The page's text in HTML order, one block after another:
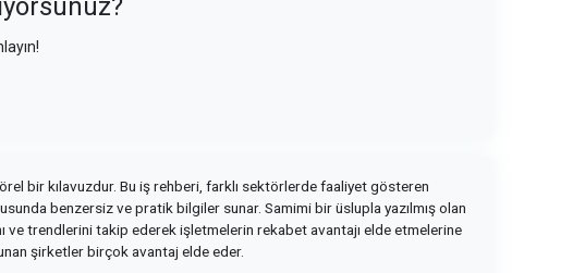
bir kılavuzdur. Bu iş rehberi, farklı sektörlerde faaliyet gösteren
benzersiz ve pratik bilgiler sunar. Samimi bir üslupla yazılmış olan
ve trendlerini takip ederek işletmelerin rekabet avantajı elde etmelerine
şirketler birçok avantaj elde eder.